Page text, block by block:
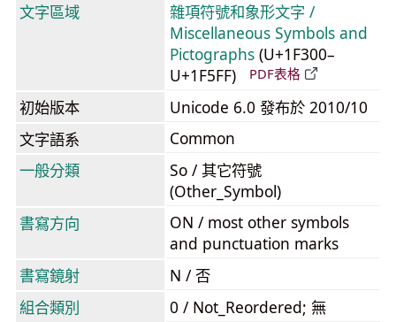
文字區域
雜項符號和象形文字 /
Miscellaneous Symbols and
Pictographs (U+1F300–
U+1F5FF)
PDF表格
初始版本
Unicode 6.0 發布於 2010/10
文字語系
Common
一般分類
So / 其它符號
(Other_Symbol)
書寫方向
ON / most other symbols
and punctuation marks
書寫鏡射
N / 否
組合類別
0 / Not_Reordered; 無